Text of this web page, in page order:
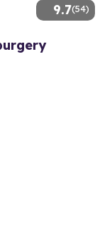
9.7(54)